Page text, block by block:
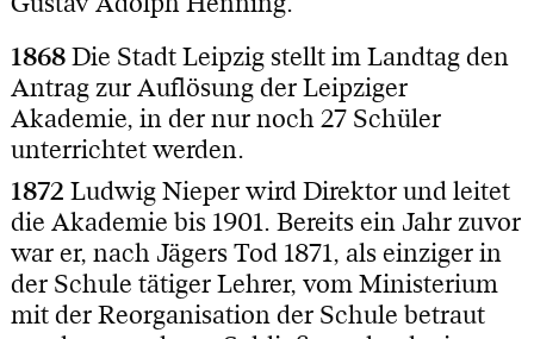
1868Die Stadt Leipzig stellt im Landtag den
Antrag zur Auflösung der Leipziger
Akademie, in der nur noch 27 Schüler
unterrichtet werden.
1872 Ludwig Nieper wird Direktor und leitet
die Akademie bis 1901. Bereits ein Jahr zuvor
war er, nach Jägers Tod 1871, als einziger in
der Schule tätiger Lehrer, vom Ministerium
mit der Reorganisation der Schule betraut